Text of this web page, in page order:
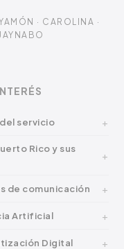
· CAROLINA ·
servicio
Rico y sus
de comunicación
Artificial
Digital